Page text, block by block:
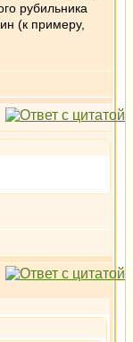
рубильника
(к примеру,